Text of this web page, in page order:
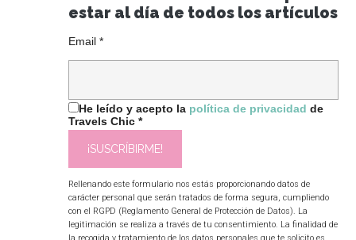
estar al día de todos los artículos
Email *
He leído y acepto la política de privacidad de
Travels Chic *
Rellenando este formulario nos estás proporcionando datos de
carácter personal que serán tratados de forma segura, cumpliendo
con el RGPD (Reglamento General de Protección de Datos). La
legitimación se realiza a través de tu consentimiento. La finalidad de
la recogida y tratamiento de los datos personales que te solicito es